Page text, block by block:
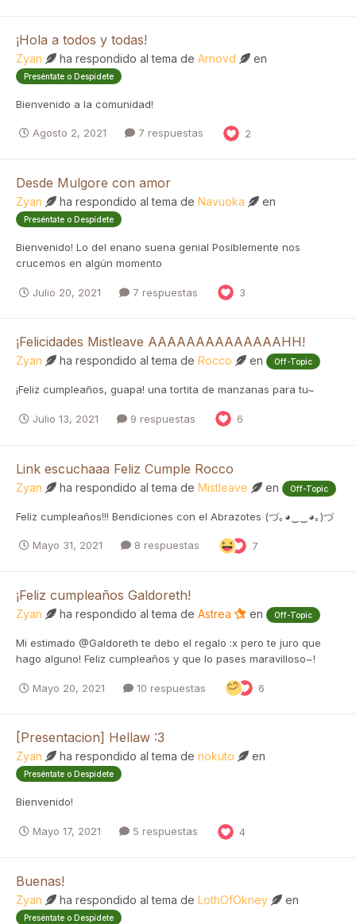
¡Hola a todos y todas!
Zyan ha respondido al tema de Arnovd en
Preséntate o Despídete
Bienvenido a la comunidad!
Agosto 2, 2021 7 respuestas 2
Desde Mulgore con amor
Zyan ha respondido al tema de Navuoka en
Preséntate o Despídete
Bienvenido! Lo del enano suena genial Posiblemente nos
crucemos en algún momento
Julio 20, 2021 7 respuestas 3
¡Felicidades Mistleave AAAAAAAAAAAAAAHH!
Zyan ha respondido al tema de Rocco en Off-Topic
¡Feliz cumpleaños, guapa! una tortita de manzanas para tu~
Julio 13, 2021 9 respuestas 6
Link escuchaaa Feliz Cumple Rocco
Zyan ha respondido al tema de Mistleave en Off-Topic
Feliz cumpleaños!!! Bendiciones con el Abrazotes (づ｡◕‿‿◕｡)づ
Mayo 31, 2021 8 respuestas 7
¡Feliz cumpleaños Galdoreth!
Zyan ha respondido al tema de Astrea en Off-Topic
Mi estimado @Galdoreth te debo el regalo :x pero te juro que
hago alguno! Feliz cumpleaños y que lo pases maravilloso~!
Mayo 20, 2021 10 respuestas 6
[Presentacion] Hellaw :3
Zyan ha respondido al tema de nokuto en
Preséntate o Despídete
Bienvenido!
Mayo 17, 2021 5 respuestas 4
Buenas!
Zyan ha respondido al tema de LothOfOkney en
Preséntate o Despídete